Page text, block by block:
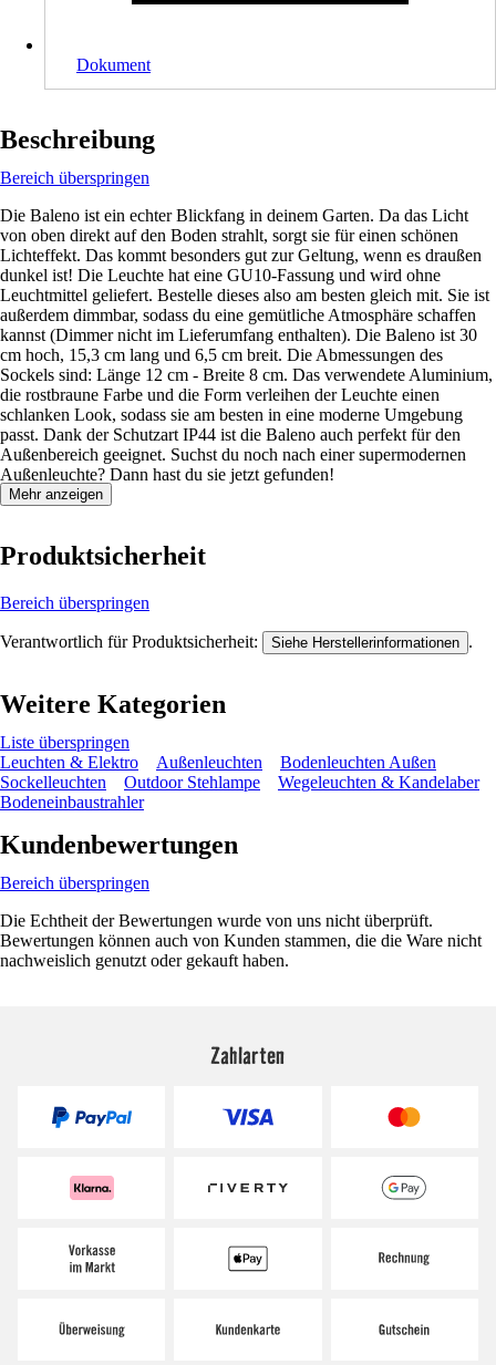
Dokument
Beschreibung
Bereich überspringen
Die Baleno ist ein echter Blickfang in deinem Garten. Da das Licht
von oben direkt auf den Boden strahlt, sorgt sie für einen schönen
Lichteffekt. Das kommt besonders gut zur Geltung, wenn es draußen
dunkel ist! Die Leuchte hat eine GU10-Fassung und wird ohne
Leuchtmittel geliefert. Bestelle dieses also am besten gleich mit. Sie ist
außerdem dimmbar, sodass du eine gemütliche Atmosphäre schaffen
kannst (Dimmer nicht im Lieferumfang enthalten). Die Baleno ist 30
cm hoch, 15,3 cm lang und 6,5 cm breit. Die Abmessungen des
Sockels sind: Länge 12 cm - Breite 8 cm. Das verwendete Aluminium,
die rostbraune Farbe und die Form verleihen der Leuchte einen
schlanken Look, sodass sie am besten in eine moderne Umgebung
passt. Dank der Schutzart IP44 ist die Baleno auch perfekt für den
Außenbereich geeignet. Suchst du noch nach einer supermodernen
Außenleuchte? Dann hast du sie jetzt gefunden!
Mehr anzeigen
Produktsicherheit
Bereich überspringen
Verantwortlich für Produktsicherheit: Siehe Herstellerinformationen .
Weitere Kategorien
Liste überspringen
Leuchten & Elektro
Außenleuchten
Bodenleuchten Außen
Sockelleuchten
Outdoor Stehlampe
Wegeleuchten & Kandelaber
Bodeneinbaustrahler
Kundenbewertungen
Bereich überspringen
Die Echtheit der Bewertungen wurde von uns nicht überprüft.
Bewertungen können auch von Kunden stammen, die die Ware nicht
nachweislich genutzt oder gekauft haben.
Zahlarten